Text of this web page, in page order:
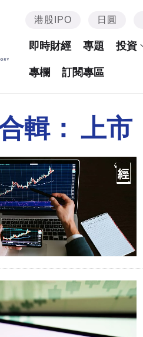
港股IPO 日圓
即時財經 專題 投資
專欄 訂閱專區
輯： 上市